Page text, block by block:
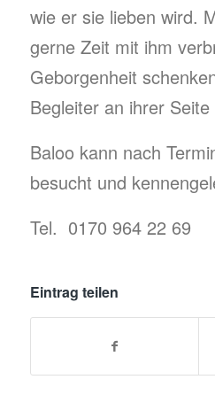
wie er sie lieben wird.
gerne Zeit mit ihm
Geborgenheit
Begleiter an ihrer
Baloo kann nach
besucht und
Tel. 0170 964 22 69
Eintrag teilen